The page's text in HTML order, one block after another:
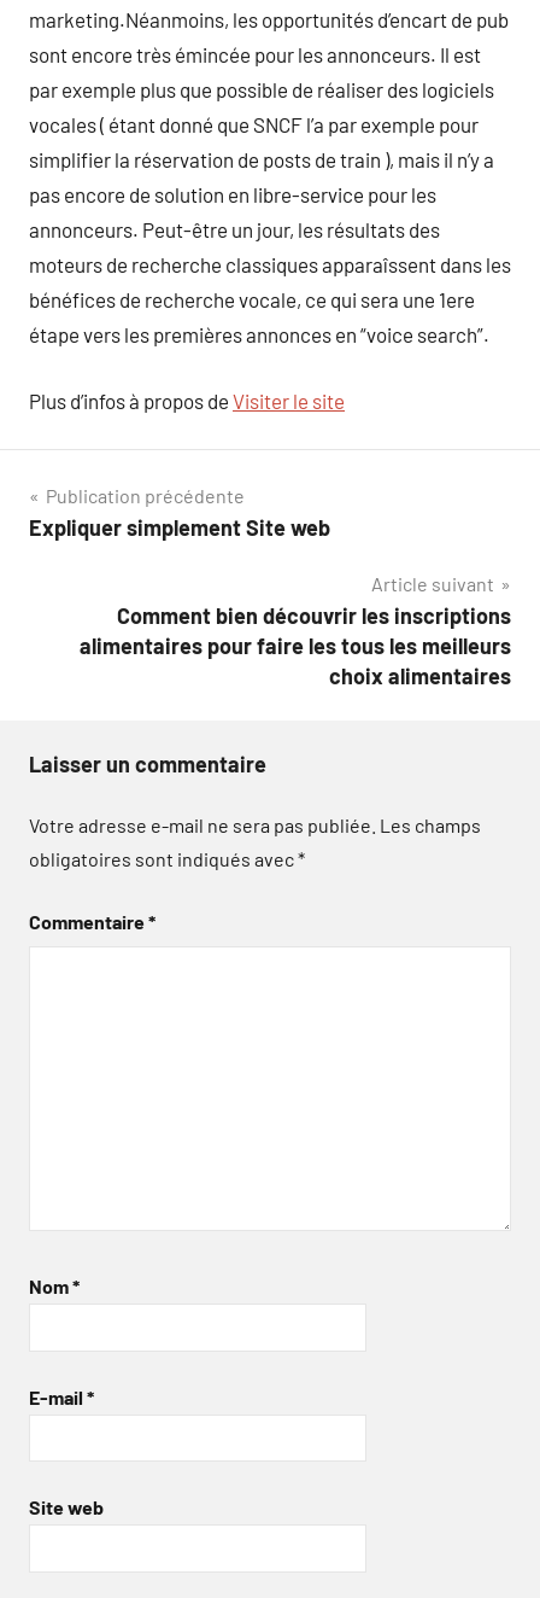
marketing.Néanmoins, les opportunités d’encart de pub
sont encore très émincée pour les annonceurs. Il est
par exemple plus que possible de réaliser des logiciels
vocales ( étant donné que SNCF l’a par exemple pour
simplifier la réservation de posts de train ), mais il n’y a
pas encore de solution en libre-service pour les
annonceurs. Peut-être un jour, les résultats des
moteurs de recherche classiques apparaîssent dans les
bénéfices de recherche vocale, ce qui sera une 1ere
étape vers les premières annonces en “voice search”.
Plus d’infos à propos de Visiter le site
Navigation
de
Publication précédente
Expliquer simplement Site web
Article suivant
Comment bien découvrir les inscriptions
alimentaires pour faire les tous les meilleurs
choix alimentaires
Laisser un commentaire
Votre adresse e-mail ne sera pas publiée. Les champs
obligatoires sont indiqués avec*
Commentaire*
Nom*
E-mail *
Site web